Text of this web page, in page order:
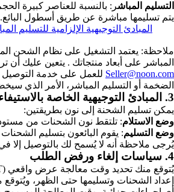
التسليم المباشر: بالنسبة للعناصر كبيرة
يتم تسليمها مباشرة عن طريق أسطول البائع.
المبادئ التوجيهية الإلزامية للتسليم
ملاحظة: يعتمد التشغيل على نظام الشحن
المباشر على أبعاد منتجاتك . يتعين عليك أن
Seller@noon.com للعمل على خدمة التوصيل
الضخمة أو التسليم المباشر، الأمر الذي
3. المبادئ التوجيهية الخاصة بالاستيفاء والشحن
يمكن تسليم الشحنة إلى نون بطريقتين:
وضع الاستلام: تلتقط نون الشحنات من
وضع التسليم: يقوم البائعون بتسليم
يُرجى ملاحظة أنه لا يُسمح لك بالتوصيل
4. سياسات إلغاء ورفض الطلب
إعداد الشحنات وتسليمها حتى الظهر، ويُتوقع